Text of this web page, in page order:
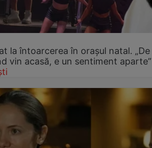
la întoarcerea în orașul natal. „De
vin acasă, e un sentiment aparte”